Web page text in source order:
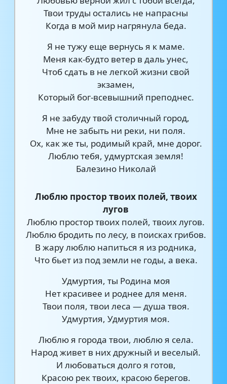
Твои труды остались не напрасны
Когда в мой мир нагрянула беда.
Я не тужу еще вернусь я к маме.
Меня как-будто ветер в даль унес,
Чтоб сдать в не легкой жизни свой
экзамен,
Который бог-всевышний преподнес.
Я не забуду твой столичный город,
Мне не забыть ни реки, ни поля.
Ох, как же ты, родимый край, мне дорог.
Люблю тебя, удмуртская земля!
Балезино Николай
Люблю простор твоих полей, твоих
лугов
Люблю простор твоих полей, твоих лугов.
Люблю бродить по лесу, в поисках грибов.
В жару люблю напиться я из родника,
Что бьет из под земли не годы, а века.
Удмуртия, ты Родина моя
Нет красивее и роднее для меня.
Твои поля, твои леса — душа твоя.
Удмуртия, Удмуртия моя.
Люблю я города твои, люблю я села.
Народ живет в них дружный и веселый.
И любоваться долго я готов,
Красою рек твоих, красою берегов.